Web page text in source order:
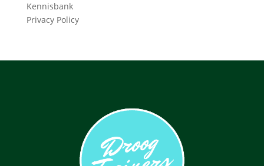
Kennisbank
Privacy Policy